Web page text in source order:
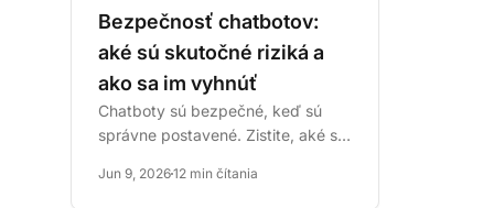
Bezpečnosť chatbotov:
aké sú skutočné riziká a
ako sa im vyhnúť
Chatboty sú bezpečné, keď sú
správne postavené. Zistite, aké sú
údajov, úniky osobných...
Jun 9, 202612 min čítania